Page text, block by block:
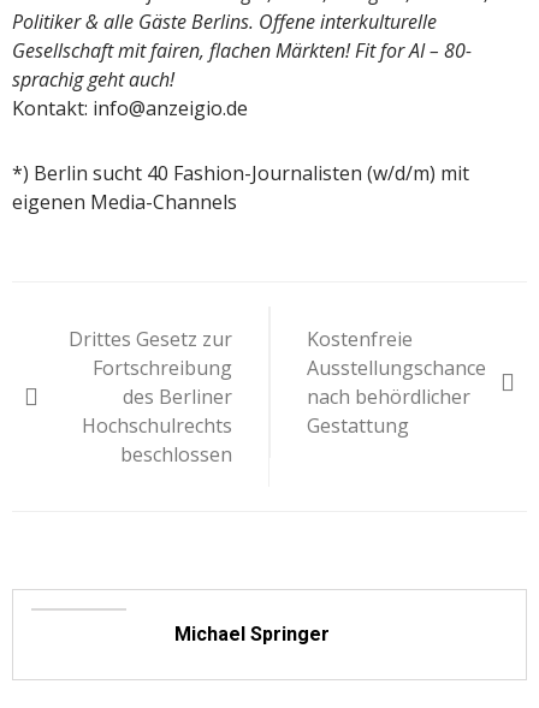
Politiker & alle Gäste Berlins. Offene interkulturelle
Gesellschaft mit fairen, flachen Märkten! Fit for AI – 80-
sprachig geht auch!
Kontakt: info@anzeigio.de
*) Berlin sucht 40 Fashion-Journalisten (w/d/m) mit
eigenen Media-Channels
Drittes Gesetz zur
Fortschreibung
des Berliner
Hochschulrechts
beschlossen
Kostenfreie
Ausstellungschance
nach behördlicher
Gestattung
Michael Springer